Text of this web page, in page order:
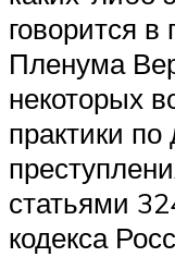
говорится в
Пленума
некоторых
практики
статьями
кодекса